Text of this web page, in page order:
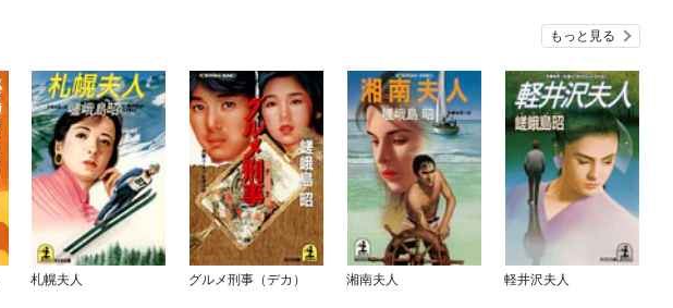
もっと見る
札幌夫人 グルメ刑事（デカ） 湘南夫人 軽井沢夫人